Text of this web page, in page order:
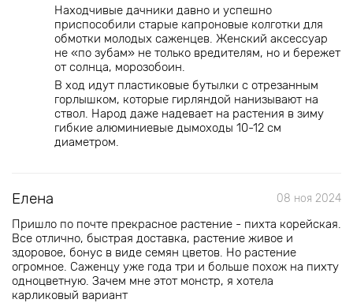
Находчивые дачники давно и успешно
приспособили старые капроновые колготки для
обмотки молодых саженцев. Женский аксессуар
не «по зубам» не только вредителям, но и бережет
от солнца, морозобоин.
В ход идут пластиковые бутылки с отрезанным
горлышком, которые гирляндой нанизывают на
ствол. Народ даже надевает на растения в зиму
гибкие алюминиевые дымоходы 10-12 см
диаметром.
Елена 08 ноя 2024
Пришло по почте прекрасное растение - пихта корейская.
Все отлично, быстрая доставка, растение живое и
здоровое, бонус в виде семян цветов. Но растение
огромное. Саженцу уже года три и больше похож на пихту
одноцветную. Зачем мне этот монстр, я хотела
карликовый вариант